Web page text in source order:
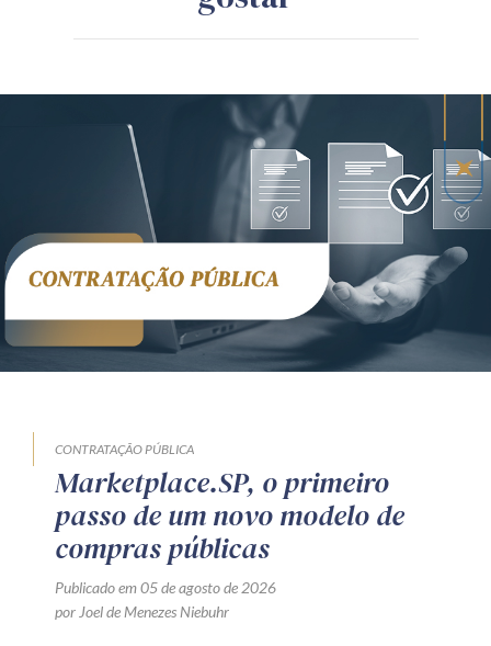
CONTRATAÇÃO PÚBLICA
Marketplace.SP, o primeiro
passo de um novo modelo de
compras públicas
Publicado em 05 de agosto de 2026
por Joel de Menezes Niebuhr